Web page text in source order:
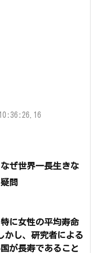
ぜ世界一長生きな
問
に女性の平均寿命
かし、研究者による
が長寿であること